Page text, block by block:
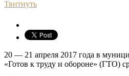
Твитнуть
20 — 21 апреля 2017 года в
«Готов к труду и обороне» (ГТО)